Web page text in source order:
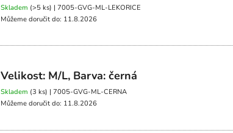
Skladem (>5 ks) | 7005-GVG-ML-LEKORICE
Můžeme doručit do: 11.8.2026
Velikost: M/L, Barva: černá
Skladem (3 ks) | 7005-GVG-ML-CERNA
Můžeme doručit do: 11.8.2026